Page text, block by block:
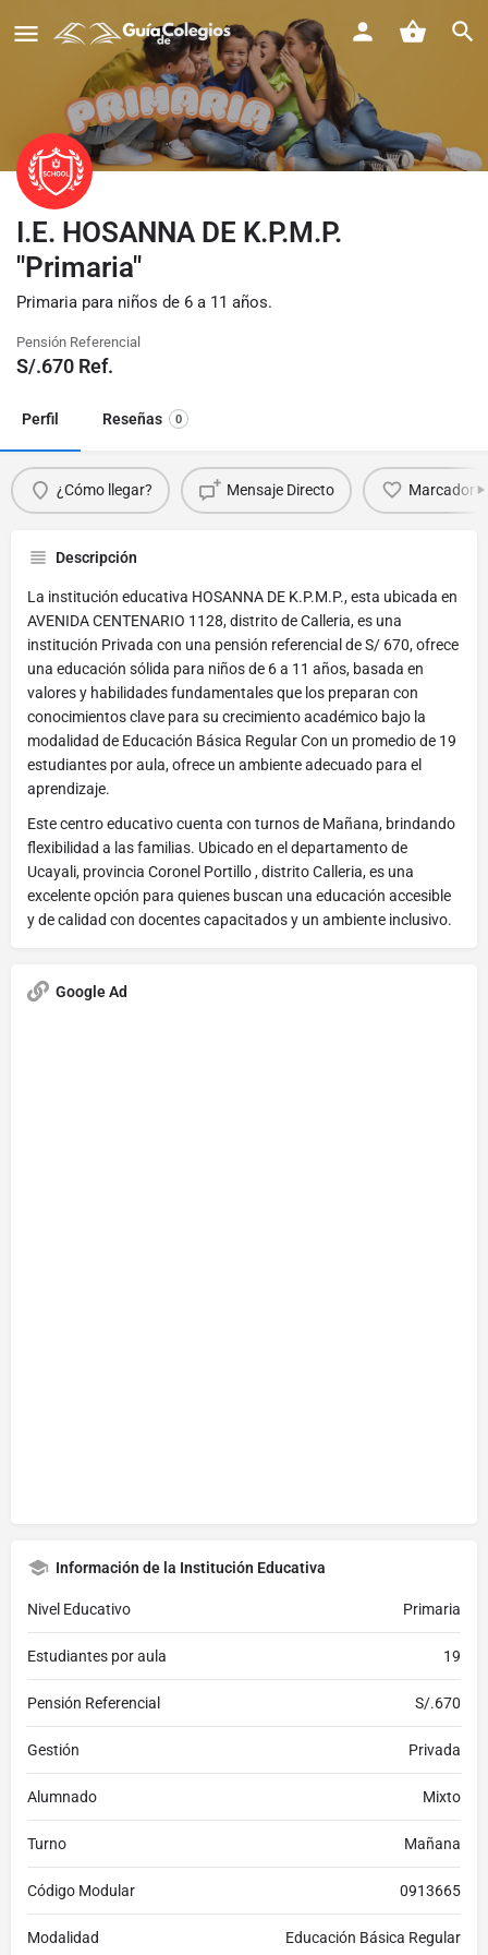
I.E. HOSANNA DE K.P.M.P.
"Primaria"
Primaria para niños de 6 a 11 años.
Pensión Referencial
S/.670 Ref.
Perfil Reseñas 0
¿Cómo llegar? Mensaje Directo Marcador
Descripción
La institución educativa HOSANNA DE K.P.M.P., esta ubicada en
AVENIDA CENTENARIO 1128, distrito de Calleria, es una
institución Privada con una pensión referencial de S/ 670, ofrece
una educación sólida para niños de 6 a 11 años, basada en
valores y habilidades fundamentales que los preparan con
conocimientos clave para su crecimiento académico bajo la
modalidad de Educación Básica Regular Con un promedio de 19
estudiantes por aula, ofrece un ambiente adecuado para el
aprendizaje.
Este centro educativo cuenta con turnos de Mañana, brindando
flexibilidad a las familias. Ubicado en el departamento de
Ucayali, provincia Coronel Portillo , distrito Calleria, es una
excelente opción para quienes buscan una educación accesible
y de calidad con docentes capacitados y un ambiente inclusivo.
Google Ad
Información de la Institución Educativa
Nivel Educativo Primaria
Estudiantes por aula 19
Pensión Referencial S/.670
Gestión Privada
Alumnado Mixto
Turno Mañana
Código Modular 0913665
Modalidad Educación Básica Regular